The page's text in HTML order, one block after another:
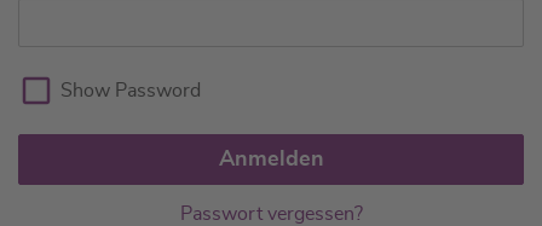
Show Password
Anmelden
Passwort vergessen?